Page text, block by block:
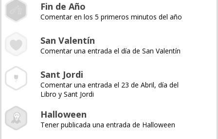
Fin de Año
Comentar en los 5 primeros minutos del año
San Valentín
Comentar una entrada el día de San Valentín
Sant Jordi
Comentar una entrada el 23 de Abril, día del
Libro y Sant Jordi
Halloween
Tener publicada una entrada de Halloween